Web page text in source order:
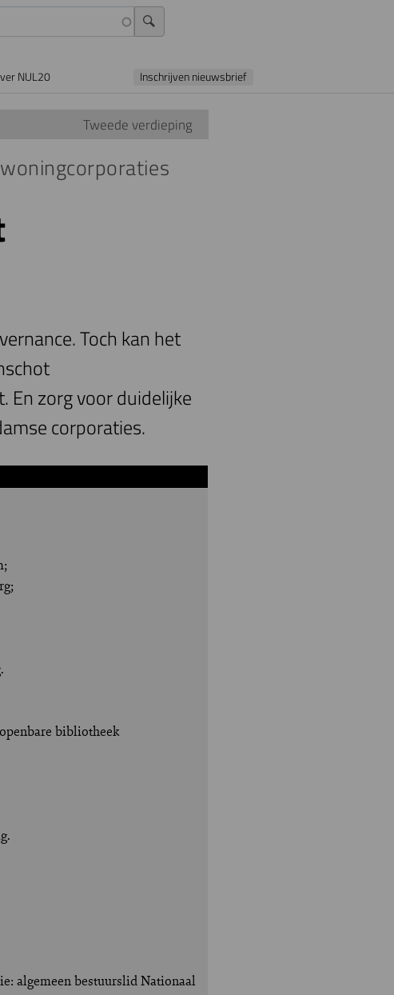
NUL20 Inschrijven nieuwsbrief
Tweede verdieping
Toch kan het
En zorg voor duidelijke
corporaties.
bibliotheek
algemeen bestuurslid Nationaal